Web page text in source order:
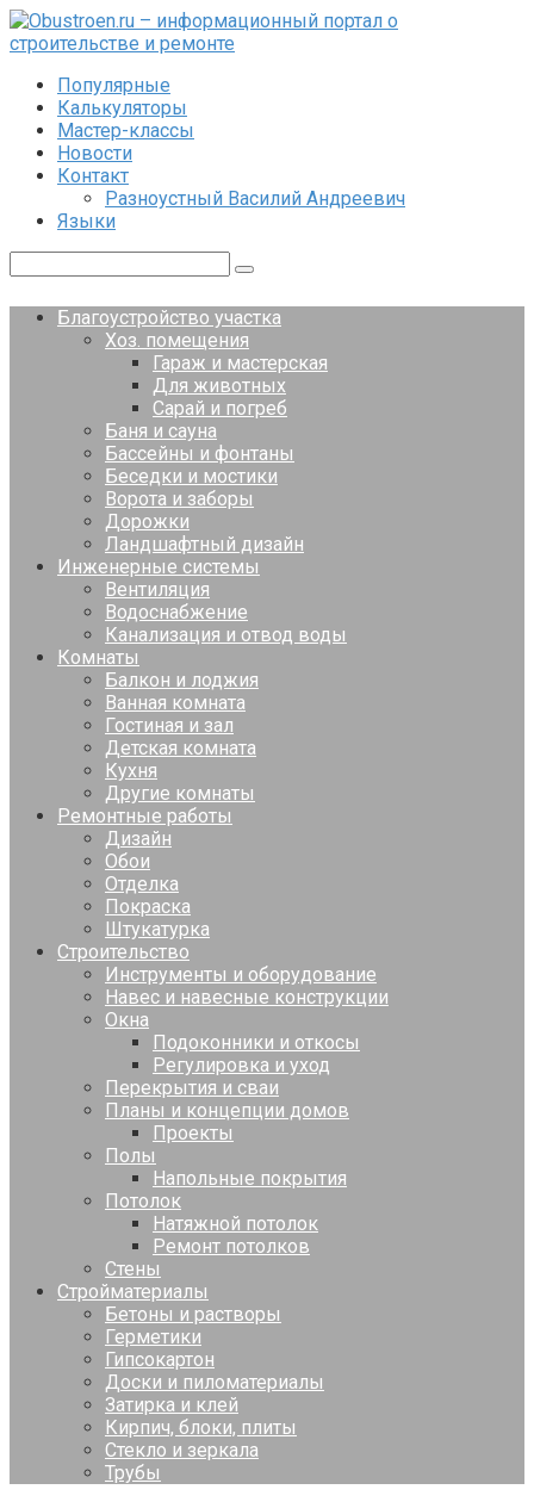
Перейти
к
Популярные
Калькуляторы
Мастер-классы
Новости
Контакт
Разноустный Василий Андреевич
Языки
Благоустройство участка
Хоз. помещения
Гараж и мастерская
Для животных
Сарай и погреб
Баня и сауна
Бассейны и фонтаны
Беседки и мостики
Ворота и заборы
Дорожки
Ландшафтный дизайн
Инженерные системы
Вентиляция
Водоснабжение
Канализация и отвод воды
Комнаты
Балкон и лоджия
Ванная комната
Гостиная и зал
Детская комната
Кухня
Другие комнаты
Ремонтные работы
Дизайн
Обои
Отделка
Покраска
Штукатурка
Строительство
Инструменты и оборудование
Навес и навесные конструкции
Окна
Подоконники и откосы
Регулировка и уход
Перекрытия и сваи
Планы и концепции домов
Проекты
Полы
Напольные покрытия
Потолок
Натяжной потолок
Ремонт потолков
Стены
Стройматериалы
Бетоны и растворы
Герметики
Гипсокартон
Доски и пиломатериалы
Затирка и клей
Кирпич, блоки, плиты
Стекло и зеркала
Трубы